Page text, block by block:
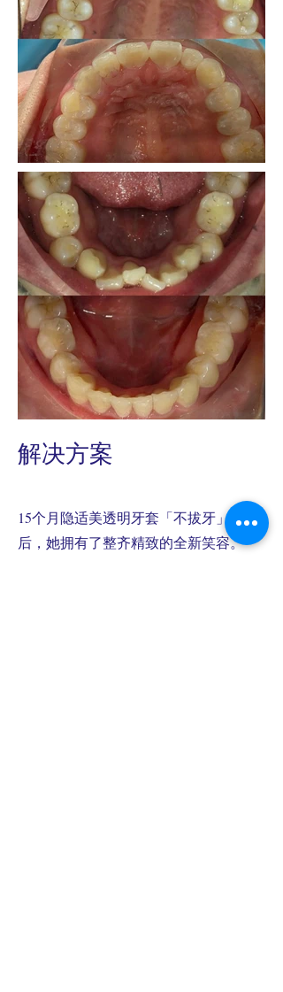
解决方案
15个月隐适美透明牙套「不拔牙」矫正
后，她拥有了整齐精致的全新笑容。